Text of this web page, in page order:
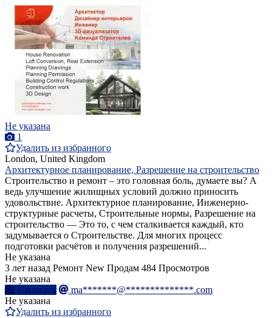
Не указана
1
Удалить из избранного
London, United Kingdom
Архитектурное планирование, Разрешение на строительство
Строительство и ремонт – это головная боль, думаете вы? А
ведь улучшение жилищных условий должно приносить
удовольствие. Архитектурное планирование, Инженерно-
структурные расчеты, Строительные нормы, Разрешение на
строительство — Это то, с чем сталкивается каждый, кто
задумывается о Строительстве. Для многих процесс
подготовки расчётов и получения разрешений...
Не указана
3 лет назад Ремонт New Продам 484 Просмотров
Не указана
Написать
ma*******@**************.com
Не указана
Удалить из избранного